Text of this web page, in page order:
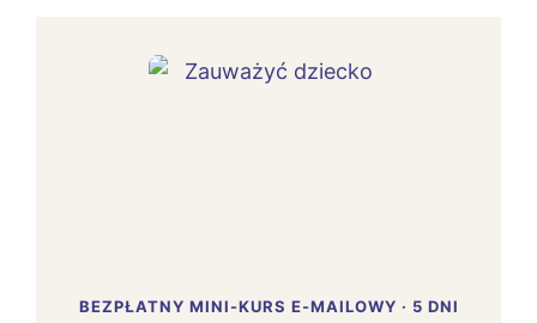
BEZPŁATNY MINI-KURS E-MAILOWY · 5 DNI